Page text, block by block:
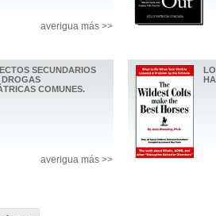
averigua más >>
SECUNDARIOS
DROGAS
COMUNES.
averigua más >>